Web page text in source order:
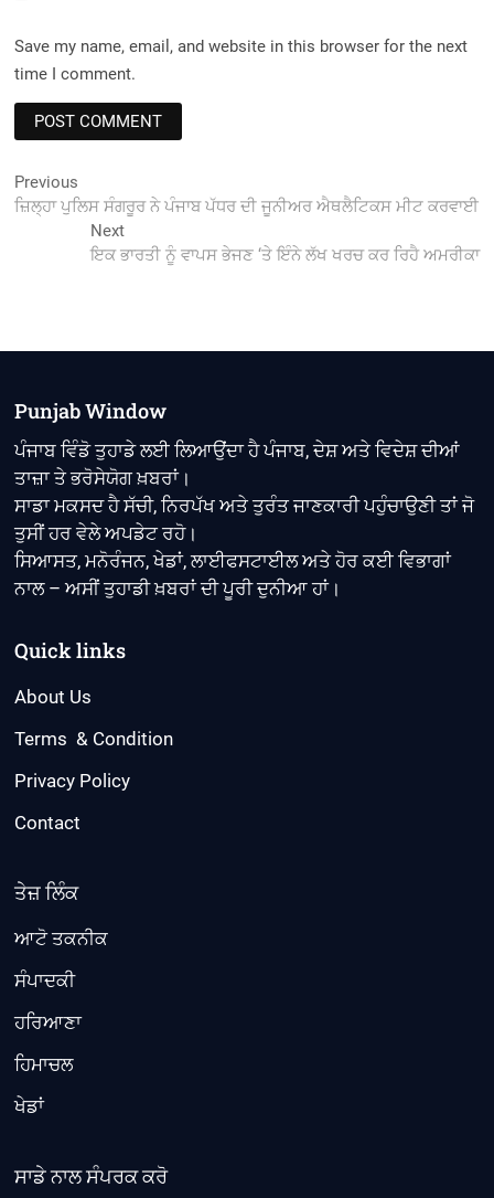
Save my name, email, and website in this browser for the next
time I comment.
Post
navigation
Previous
post:
ਜ਼ਿਲ੍ਹਾ ਪੁਲਿਸ ਸੰਗਰੂਰ ਨੇ ਪੰਜਾਬ ਪੱਧਰ ਦੀ ਜੂਨੀਅਰ ਐਥਲੈਟਿਕਸ ਮੀਟ ਕਰਵਾਈ
NextNext
post:
ਇਕ ਭਾਰਤੀ ਨੂੰ ਵਾਪਸ ਭੇਜਣ ‘ਤੇ ਇੰਨੇ ਲੱਖ ਖਰਚ ਕਰ ਰਿਹੈ ਅਮਰੀਕਾ
Punjab Window
ਪੰਜਾਬ ਵਿੰਡੋ ਤੁਹਾਡੇ ਲਈ ਲਿਆਉਂਦਾ ਹੈ ਪੰਜਾਬ, ਦੇਸ਼ ਅਤੇ ਵਿਦੇਸ਼ ਦੀਆਂ
ਤਾਜ਼ਾ ਤੇ ਭਰੋਸੇਯੋਗ ਖ਼ਬਰਾਂ।
ਸਾਡਾ ਮਕਸਦ ਹੈ ਸੱਚੀ, ਨਿਰਪੱਖ ਅਤੇ ਤੁਰੰਤ ਜਾਣਕਾਰੀ ਪਹੁੰਚਾਉਣੀ ਤਾਂ ਜੋ
ਤੁਸੀਂ ਹਰ ਵੇਲੇ ਅਪਡੇਟ ਰਹੋ।
ਸਿਆਸਤ, ਮਨੋਰੰਜਨ, ਖੇਡਾਂ, ਲਾਈਫਸਟਾਈਲ ਅਤੇ ਹੋਰ ਕਈ ਵਿਭਾਗਾਂ
ਨਾਲ – ਅਸੀਂ ਤੁਹਾਡੀ ਖ਼ਬਰਾਂ ਦੀ ਪੂਰੀ ਦੁਨੀਆ ਹਾਂ।
Quick links
About Us
Terms & Condition
Privacy Policy
Contact
ਤੇਜ਼ ਲਿੰਕ
ਆਟੋ ਤਕਨੀਕ
ਸੰਪਾਦਕੀ
ਹਰਿਆਣਾ
ਹਿਮਾਚਲ
ਖੇਡਾਂ
ਸਾਡੇ ਨਾਲ ਸੰਪਰਕ ਕਰੋ